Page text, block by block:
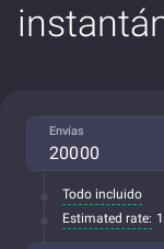
Envías
Todo incluido
Estimated rate: